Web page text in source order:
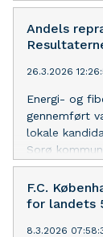
infrastruktur
indtjeningen
Andels
26.3.2026
Energi- og
gennemført
lokale
Sorø
ind og
F.C.
for landets
8.3.2026